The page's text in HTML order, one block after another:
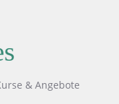
& Angebote